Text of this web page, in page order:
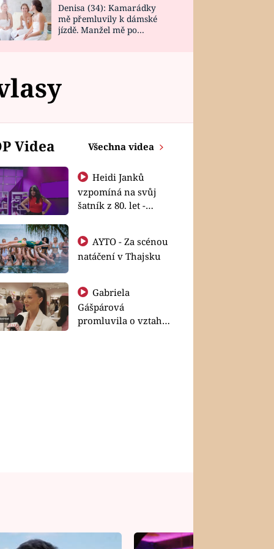
Denisa (34): Kamarádky
mě přemluvily k dámské
jízdě. Manžel mě po
Videa Všechna videa
Heidi Janků
vzpomíná na svůj
šatník z 80. let -
natáčení v Thajsku
Gabriela
Gášpárová
promluvila o vztahu